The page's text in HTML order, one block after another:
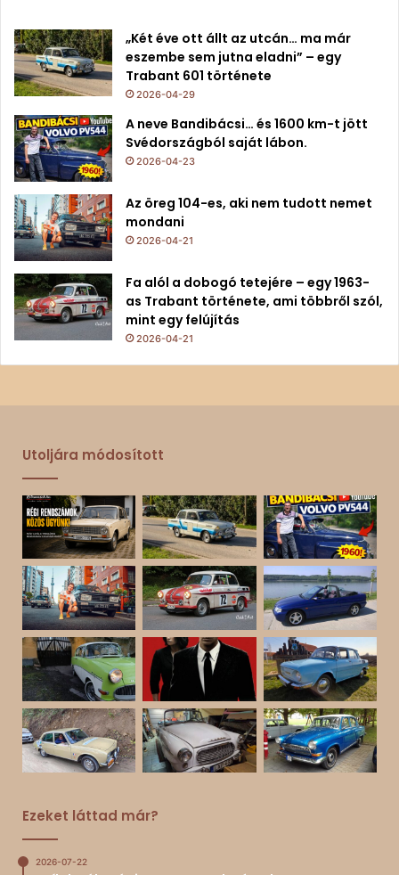
„Két éve ott állt az utcán… ma már
eszembe sem jutna eladni” – egy
Trabant 601 története
2026-04-29
A neve Bandibácsi… és 1600 km-t jött
Svédországból saját lábon.
2026-04-23
Az öreg 104-es, aki nem tudott nemet
mondani
2026-04-21
Fa alól a dobogó tetejére – egy 1963-
as Trabant története, ami többről szól,
mint egy felújítás
2026-04-21
Utoljára módosított
Ezeket láttad már?
2026-07-22